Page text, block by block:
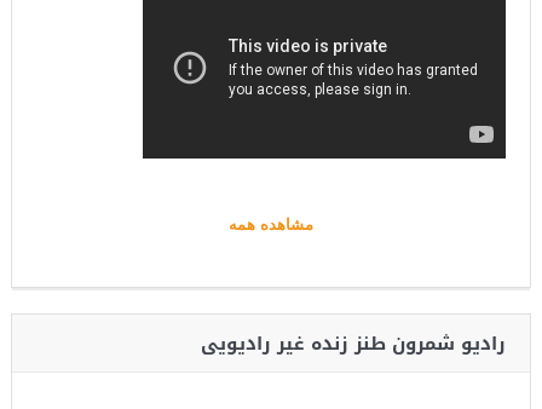
مشاهده همه
رادیو شمرون طنز زنده غیر رادیویی